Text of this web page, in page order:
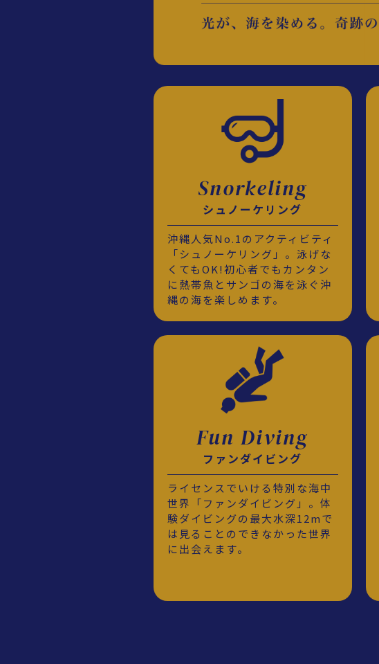
Snorkeling
シュノーケリング
沖縄人気No.1のアクティビティ
「シュノーケリング」。泳げな
くてもOK!初心者でもカンタン
に熱帯魚とサンゴの海を泳ぐ沖
縄の海を楽しめます。
Fun Diving
ファンダイビング
ライセンスでいける特別な海中
世界「ファンダイビング」。体
験ダイビングの最大水深12mで
は見ることのできなかった世界
に出会えます。